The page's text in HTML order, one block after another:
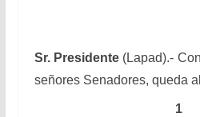
Sr. Presidente (Lapad).-
señores Senadores, queda
1